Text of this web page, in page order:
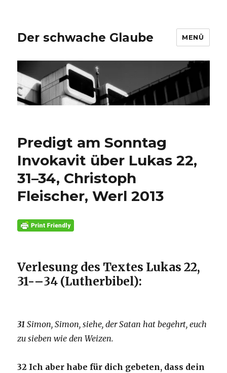
Der schwache Glaube MENÜ
Predigt am Sonntag
Invokavit über Lukas 22,
31–34, Christoph
Fleischer, Werl 2013
Verlesung des Textes Lukas 22,
31-–34 (Lutherbibel):
31Simon, Simon, siehe, der Satan hat begehrt, euch
zu sieben wie den Weizen.
32 Ich aber habe für dich gebeten, dass dein